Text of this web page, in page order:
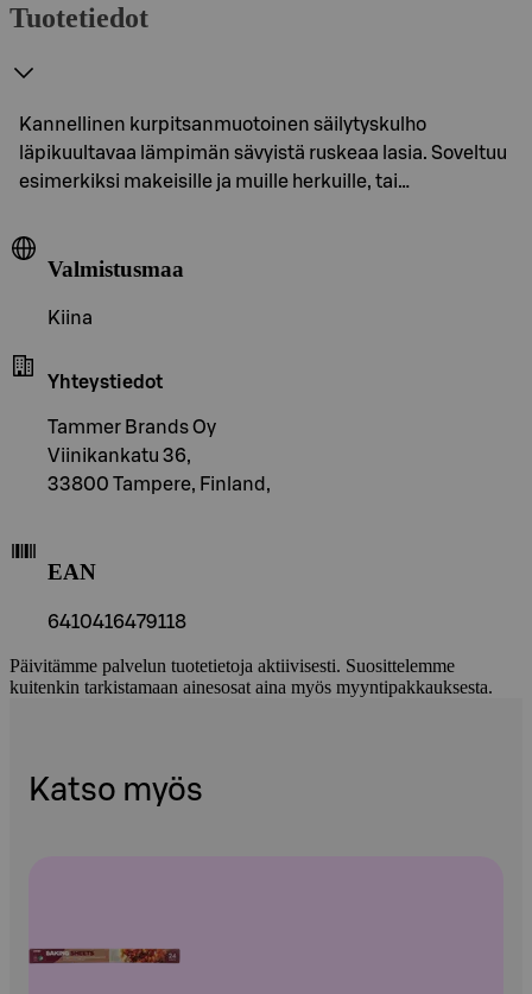
Tuotetiedot
Kannellinen kurpitsanmuotoinen säilytyskulho
läpikuultavaa lämpimän sävyistä ruskeaa lasia. Soveltuu
esimerkiksi makeisille ja muille herkuille, tai…
Valmistusmaa
Kiina
Yhteystiedot
Tammer Brands Oy
Viinikankatu 36,
33800 Tampere, Finland,
EAN
6410416479118
Päivitämme palvelun tuotetietoja aktiivisesti. Suosittelemme
kuitenkin tarkistamaan ainesosat aina myös myyntipakkauksesta.
Katso myös